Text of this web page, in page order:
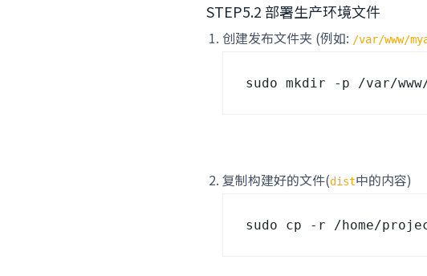
STEP5.2 部署生产环境文件
创建发布文件夹 (例如: /var/www/
复制构建好的文件(dist中的内容)